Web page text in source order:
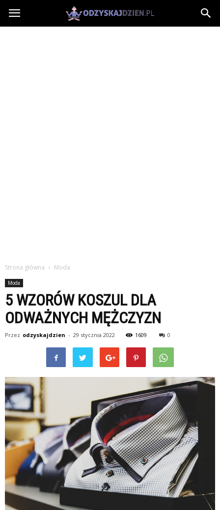
OdzyskajDzien.pl
Strona główna Moda
Moda
5 WZORÓW KOSZUL DLA
ODWAŻNYCH MĘŻCZYZN
Przez odzyskajdzien - 29 stycznia 2022 1609 0